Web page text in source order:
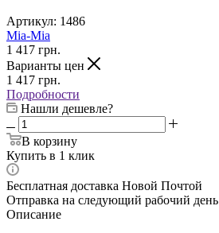
Артикул: 1486
Mia-Mia
1 417 грн.
Варианты цен
1 417 грн.
Подробности
Нашли дешевле?
В корзину
Купить в 1 клик
Бесплатная доставка Новой Почтой
Отправка на следующий рабочий день
Описание